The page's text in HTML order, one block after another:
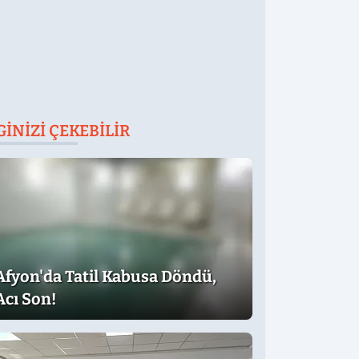
ÇEKEBILIR
Tatil Kabusa Döndü,
Son!